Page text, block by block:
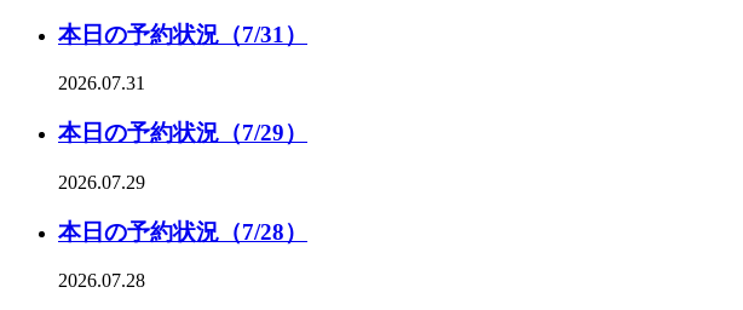
本日の予約状況（7/31）
2026.07.31
本日の予約状況（7/29）
2026.07.29
本日の予約状況（7/28）
2026.07.28